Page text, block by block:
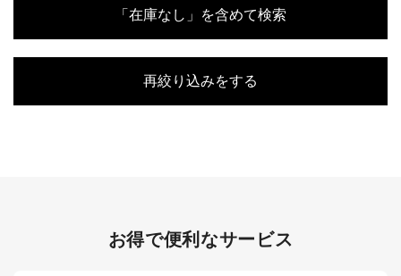
「在庫なし」を含めて検索
再絞り込みをする
お得で便利なサービス